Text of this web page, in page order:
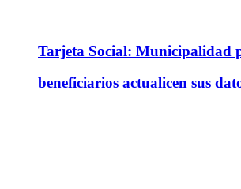
Tarjeta Social: Municipalidad
beneficiarios actualicen sus